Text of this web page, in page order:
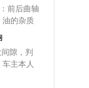
过多引起
泡在草酸
清洗剂
车辆启
到燃烧
让三元
打相同的
复练
在真实
打好方
前后曲轴
油的杂质
封效果
、
与缸体
烧室中，
度。使用
隙，判
主本人
厂或4s